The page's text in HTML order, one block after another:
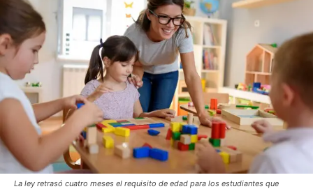
La ley retrasó cuatro meses el requisito de edad para los estudiantes que